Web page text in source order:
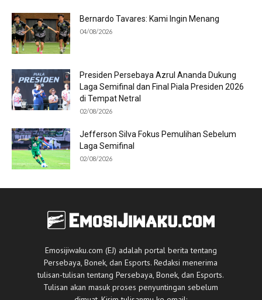
Bernardo Tavares: Kami Ingin Menang
04/08/2026
Presiden Persebaya Azrul Ananda Dukung
Laga Semifinal dan Final Piala Presiden 2026
di Tempat Netral
02/08/2026
Jefferson Silva Fokus Pemulihan Sebelum
Laga Semifinal
02/08/2026
Emosijiwaku.com (EJ) adalah portal berita tentang
Persebaya, Bonek, dan Esports. Redaksi menerima
tulisan-tulisan tentang Persebaya, Bonek, dan Esports.
Tulisan akan masuk proses penyuntingan sebelum